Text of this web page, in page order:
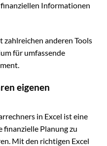
Informationen
anderen Tools
für umfassende
eigenen
in Excel ist eine
Planung zu
Mit den richtigen Excel